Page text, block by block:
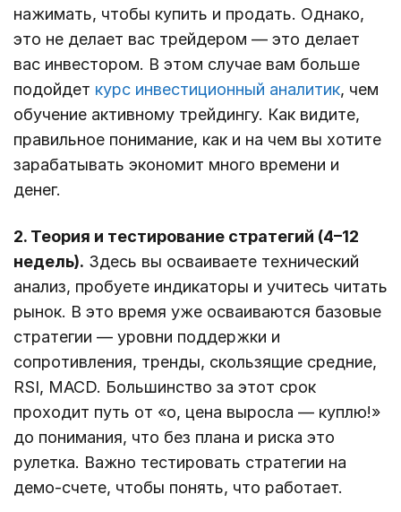
нажимать, чтобы купить и продать. Однако,
это не делает вас трейдером — это делает
вас инвестором. В этом случае вам больше
подойдет курс инвестиционный аналитик, чем
обучение активному трейдингу. Как видите,
правильное понимание, как и на чем вы хотите
зарабатывать экономит много времени и
денег.
2. Теория и тестирование стратегий (4–12
недель). Здесь вы осваиваете технический
анализ, пробуете индикаторы и учитесь читать
рынок. В это время уже осваиваются базовые
стратегии — уровни поддержки и
сопротивления, тренды, скользящие средние,
RSI, MACD. Большинство за этот срок
проходит путь от «о, цена выросла — куплю!»
до понимания, что без плана и риска это
рулетка. Важно тестировать стратегии на
демо-счете, чтобы понять, что работает.